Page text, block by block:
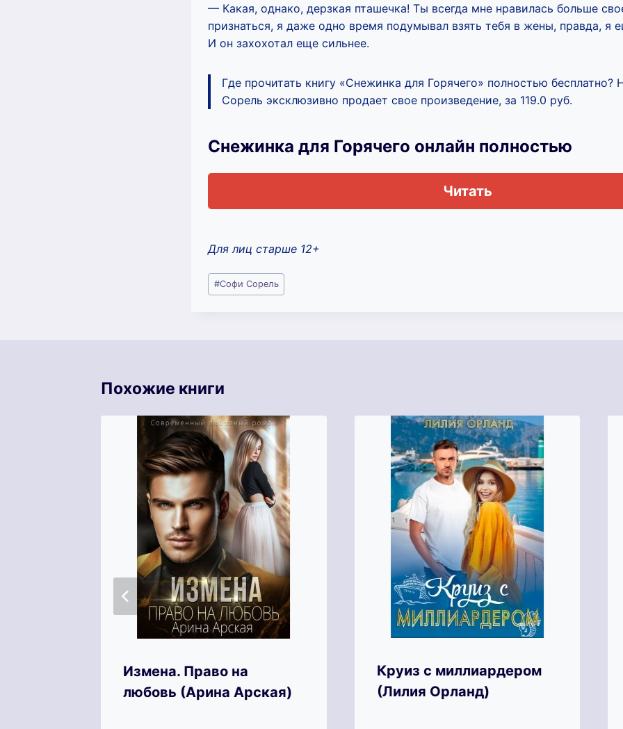
— Какая, однако, дерзкая пташечка! Ты всегда мне нравилась больше
признаться, я даже одно время подумывал взять тебя в жены, правда, я
И он захохотал еще сильнее.
Где прочитать книгу «Снежинка для Горячего» полностью бесплатно?
Сорель эксклюзивно продает свое произведение, за 119.0 руб.
Снежинка для Горячего онлайн полностью
Читать
Для лиц старше 12+
Метки
записи:
#Софи Сорель
Похожие книги
Измена. Право на
любовь (Арина Арская)
Круиз с миллиардером
(Лилия Орланд)